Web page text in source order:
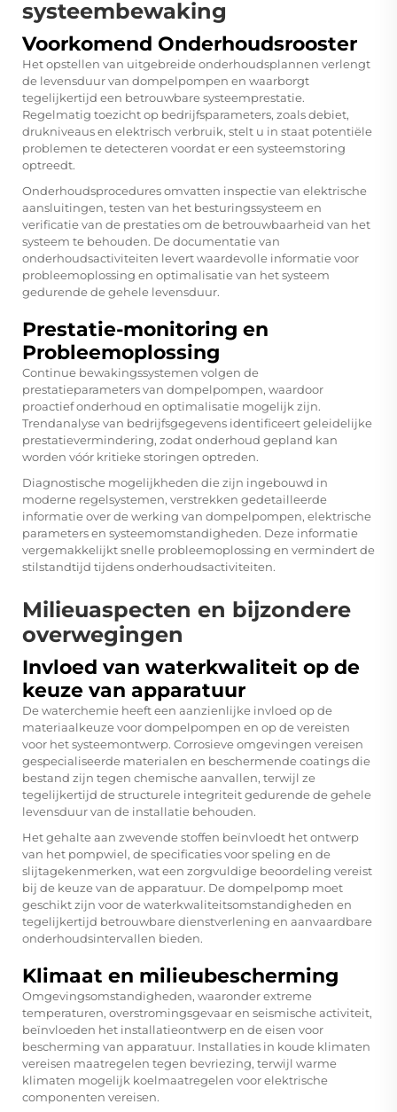
systeembewaking
Voorkomend Onderhoudsrooster
Het opstellen van uitgebreide onderhoudsplannen verlengt
de levensduur van dompelpompen en waarborgt
tegelijkertijd een betrouwbare systeemprestatie.
Regelmatig toezicht op bedrijfsparameters, zoals debiet,
drukniveaus en elektrisch verbruik, stelt u in staat potentiële
problemen te detecteren voordat er een systeemstoring
optreedt.
Onderhoudsprocedures omvatten inspectie van elektrische
aansluitingen, testen van het besturingssysteem en
verificatie van de prestaties om de betrouwbaarheid van het
systeem te behouden. De documentatie van
onderhoudsactiviteiten levert waardevolle informatie voor
probleemoplossing en optimalisatie van het systeem
gedurende de gehele levensduur.
Prestatie-monitoring en
Probleemoplossing
Continue bewakingssystemen volgen de
prestatieparameters van dompelpompen, waardoor
proactief onderhoud en optimalisatie mogelijk zijn.
Trendanalyse van bedrijfsgegevens identificeert geleidelijke
prestatievermindering, zodat onderhoud gepland kan
worden vóór kritieke storingen optreden.
Diagnostische mogelijkheden die zijn ingebouwd in
moderne regelsystemen, verstrekken gedetailleerde
informatie over de werking van dompelpompen, elektrische
parameters en systeemomstandigheden. Deze informatie
vergemakkelijkt snelle probleemoplossing en vermindert de
stilstandtijd tijdens onderhoudsactiviteiten.
Milieuaspecten en bijzondere
overwegingen
Invloed van waterkwaliteit op de
keuze van apparatuur
De waterchemie heeft een aanzienlijke invloed op de
materiaalkeuze voor dompelpompen en op de vereisten
voor het systeemontwerp. Corrosieve omgevingen vereisen
gespecialiseerde materialen en beschermende coatings die
bestand zijn tegen chemische aanvallen, terwijl ze
tegelijkertijd de structurele integriteit gedurende de gehele
levensduur van de installatie behouden.
Het gehalte aan zwevende stoffen beïnvloedt het ontwerp
van het pompwiel, de specificaties voor speling en de
slijtagekenmerken, wat een zorgvuldige beoordeling vereist
bij de keuze van de apparatuur. De dompelpomp moet
geschikt zijn voor de waterkwaliteitsomstandigheden en
tegelijkertijd betrouwbare dienstverlening en aanvaardbare
onderhoudsintervallen bieden.
Klimaat en milieubescherming
Omgevingsomstandigheden, waaronder extreme
temperaturen, overstromingsgevaar en seismische activiteit,
beïnvloeden het installatieontwerp en de eisen voor
bescherming van apparatuur. Installaties in koude klimaten
vereisen maatregelen tegen bevriezing, terwijl warme
klimaten mogelijk koelmaatregelen voor elektrische
componenten vereisen.